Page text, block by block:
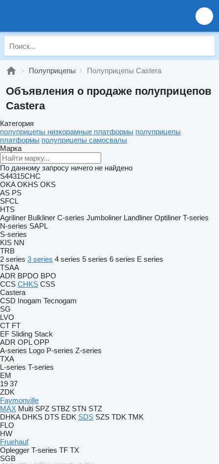
Полуприцепы Полуприцепы Castera
Объявления о продаже полуприцепов
Castera
Категория
полуприцепы низкорамные платформы полуприцепы
платформы полуприцепы самосвалы
Марка
По данному запросу ничего не найдено
S44315CHC
OKA OKHS OKS
AS PS
SFCL
HTS
Agriliner Bulkliner C-series Jumboliner Landliner Optiliner T-series
N-series SAPL
S-series
KIS NN
TRB
2 series 3 series 4 series 5 series 6 series E series
TSAA
ADR BPDO BPO
CCS CHKS CSS
Castera
CSD Inogam Tecnogam
SG
LVO
CT FT
EF Sliding Stack
ADR OPL OPP
A-series Logo P-series Z-series
TXA
L-series T-series
EM
19 37
ZDK
Faymonville
MAX Multi SPZ STBZ STN STZ
DHKA DHKS DTS EDK SDS SZS TDK TMK
FLO
HW
Fruehauf
Oplegger T-series TF TX
SGB